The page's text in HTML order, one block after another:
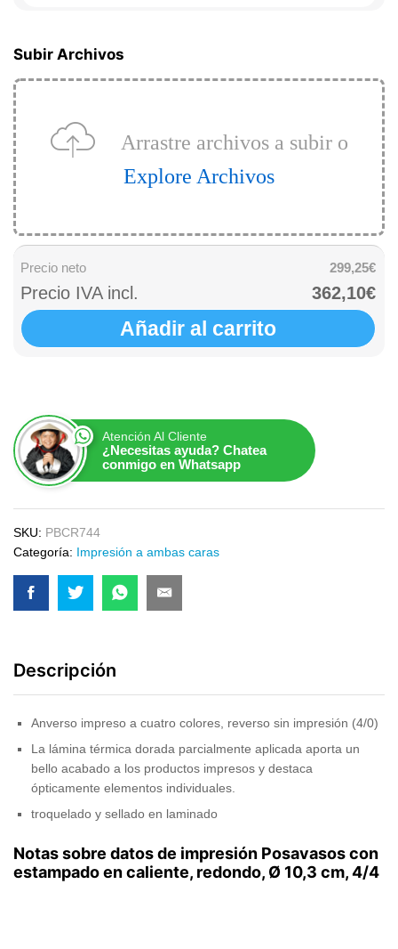
Subir Archivos
Arrastre archivos a subir o
Explore Archivos
Precio neto 299,25€
Precio IVA incl. 362,10€
Añadir al carrito
Atención Al Cliente
¿Necesitas ayuda? Chatea
conmigo en Whatsapp
SKU: PBCR744
Categoría: Impresión a ambas caras
Descripción
Anverso impreso a cuatro colores, reverso sin impresión (4/0)
La lámina térmica dorada parcialmente aplicada aporta un
bello acabado a los productos impresos y destaca
ópticamente elementos individuales.
troquelado y sellado en laminado
Notas sobre datos de impresión Posavasos con
estampado en caliente, redondo, Ø 10,3 cm, 4/4